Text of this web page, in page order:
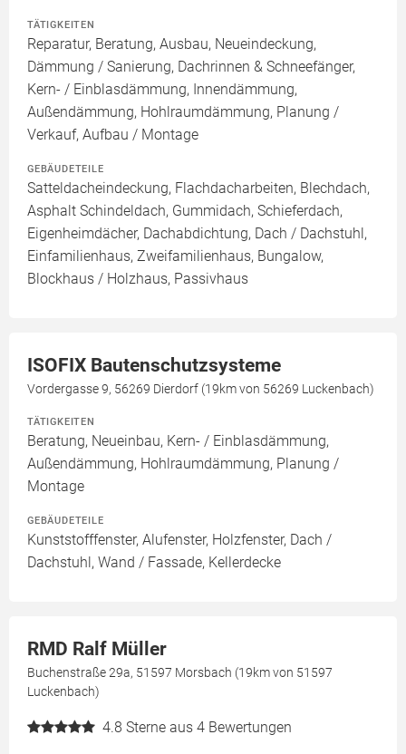
TÄTIGKEITEN
Reparatur, Beratung, Ausbau, Neueindeckung,
Dämmung / Sanierung, Dachrinnen & Schneefänger,
Kern- / Einblasdämmung, Innendämmung,
Außendämmung, Hohlraumdämmung, Planung /
Verkauf, Aufbau / Montage
GEBÄUDETEILE
Satteldacheindeckung, Flachdacharbeiten, Blechdach,
Asphalt Schindeldach, Gummidach, Schieferdach,
Eigenheimdächer, Dachabdichtung, Dach / Dachstuhl,
Einfamilienhaus, Zweifamilienhaus, Bungalow,
Blockhaus / Holzhaus, Passivhaus
ISOFIX Bautenschutzsysteme
Vordergasse 9, 56269 Dierdorf (19km von 56269 Luckenbach)
TÄTIGKEITEN
Beratung, Neueinbau, Kern- / Einblasdämmung,
Außendämmung, Hohlraumdämmung, Planung /
Montage
GEBÄUDETEILE
Kunststofffenster, Alufenster, Holzfenster, Dach /
Dachstuhl, Wand / Fassade, Kellerdecke
RMD Ralf Müller
Buchenstraße 29a, 51597 Morsbach (19km von 51597
Luckenbach)
4.8 Sterne aus 4 Bewertungen